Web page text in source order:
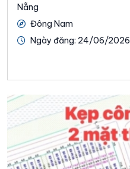
Nẵng
Đông Nam
Ngày đăng: 24/06/2026